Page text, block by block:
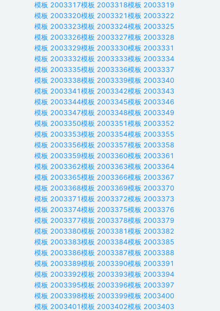
模板 2003317模板 2003318模板 2003319
模板 2003320模板 2003321模板 2003322
模板 2003323模板 2003324模板 2003325
模板 2003326模板 2003327模板 2003328
模板 2003329模板 2003330模板 2003331
模板 2003332模板 2003333模板 2003334
模板 2003335模板 2003336模板 2003337
模板 2003338模板 2003339模板 2003340
模板 2003341模板 2003342模板 2003343
模板 2003344模板 2003345模板 2003346
模板 2003347模板 2003348模板 2003349
模板 2003350模板 2003351模板 2003352
模板 2003353模板 2003354模板 2003355
模板 2003356模板 2003357模板 2003358
模板 2003359模板 2003360模板 2003361
模板 2003362模板 2003363模板 2003364
模板 2003365模板 2003366模板 2003367
模板 2003368模板 2003369模板 2003370
模板 2003371模板 2003372模板 2003373
模板 2003374模板 2003375模板 2003376
模板 2003377模板 2003378模板 2003379
模板 2003380模板 2003381模板 2003382
模板 2003383模板 2003384模板 2003385
模板 2003386模板 2003387模板 2003388
模板 2003389模板 2003390模板 2003391
模板 2003392模板 2003393模板 2003394
模板 2003395模板 2003396模板 2003397
模板 2003398模板 2003399模板 2003400
模板 2003401模板 2003402模板 2003403